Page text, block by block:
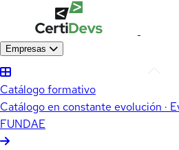
Empresas
Catálogo formativo
Catálogo en constante evolución ·
FUNDAE